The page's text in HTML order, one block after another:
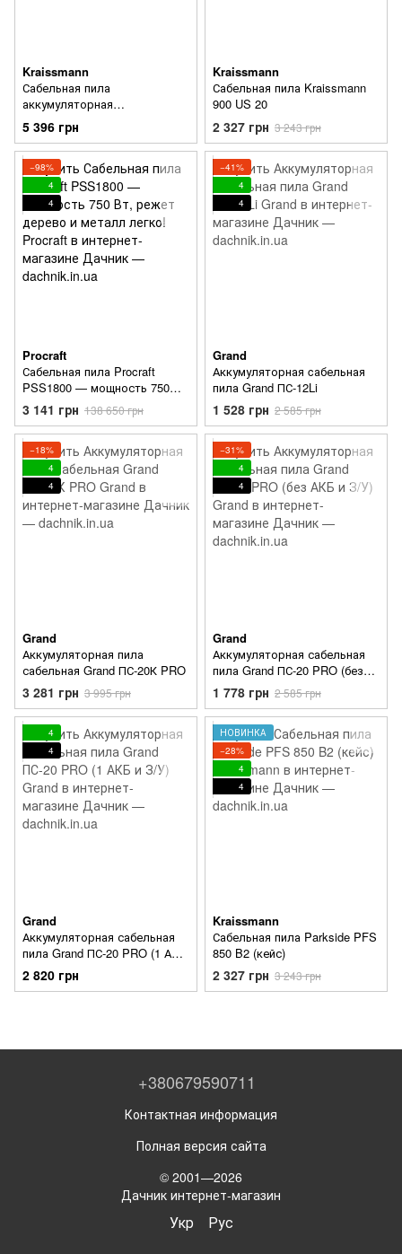
Kraissmann
Сабельная пила
аккумуляторная
KRAISSMANN 261 AUS 20UL
(1 АКБ 4Ач, зарядное )
5 396 грн
Kraissmann
Сабельная пила Kraissmann
900 US 20
2 327 грн 3 243 грн
−98%
4
4
Procraft
Сабельная пила Procraft
PSS1800 — мощность 750
Вт, режет дерево и металл
легко!
3 141 грн 138 650 грн
−41%
4
4
Grand
Аккумуляторная cабельная
пила Grand ПС-12Li
1 528 грн 2 585 грн
−18%
4
4
Grand
Аккумуляторная пила
сабельная Grand ПС-20К PRO
3 281 грн 3 995 грн
−31%
4
4
Grand
Аккумуляторная сабельная
пила Grand ПС-20 PRO (без
АКБ и З/У)
1 778 грн 2 585 грн
4
4
Grand
Аккумуляторная сабельная
пила Grand ПС-20 PRO (1 АКБ
и З/У)
2 820 грн
НОВИНКА
−28%
4
4
Kraissmann
Сабельная пила Parkside PFS
850 B2 (кейс)
2 327 грн 3 243 грн
+380679590711
Контактная информация
Полная версия сайта
© 2001—2026
Дачник интернет-магазин
Укр Рус